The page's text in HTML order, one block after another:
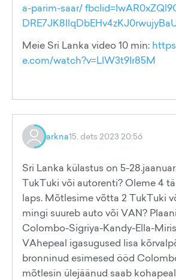
a-parim-saar/
Meie Sri Lanka video 10 min:
e.com/watch?v=LlW3t9Ir85M
arkna15. dets 2023 20:56
Sri Lanka külastus on 5-
TukTuki või autorenti? Oleme 4
laps. Mõtlesime võtta 2 TukTuki
mingi suureb auto või VAN?
Colombo-Sigriya-Kandy-Ella-
VAhepeal igasugused lisa
bronninud esimesed ööd
mõtlesin ülejäänud saab